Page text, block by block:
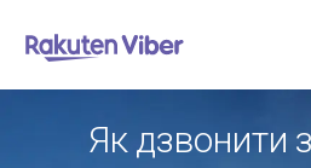
Як дзвонити